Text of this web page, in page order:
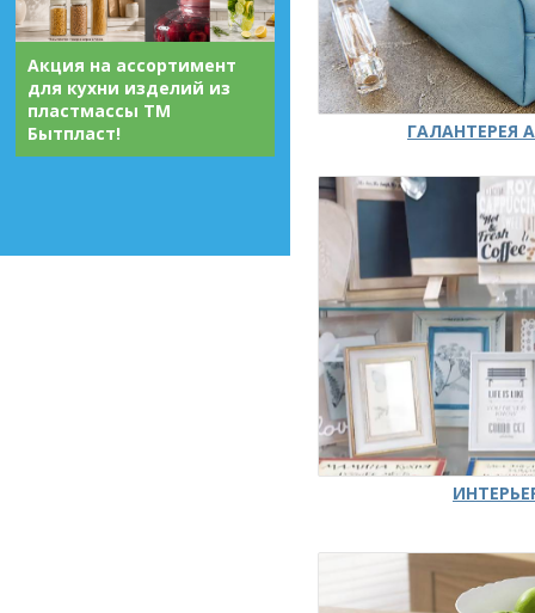
Акция на ассортимент
для кухни изделий из
пластмассы ТМ
Бытпласт!
ГАЛАНТЕРЕЯ